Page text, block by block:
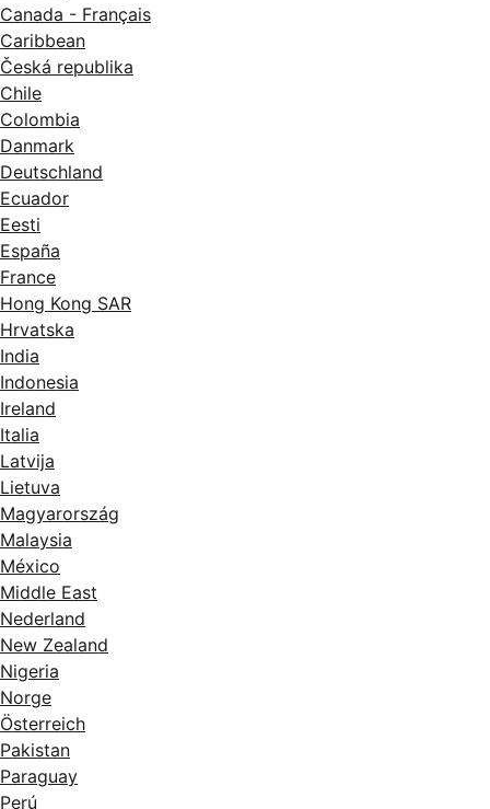
Canada - Français
Caribbean
Česká republika
Chile
Colombia
Danmark
Deutschland
Ecuador
Eesti
España
France
Hong Kong SAR
Hrvatska
India
Indonesia
Ireland
Italia
Latvija
Lietuva
Magyarország
Malaysia
México
Middle East
Nederland
New Zealand
Nigeria
Norge
Österreich
Pakistan
Paraguay
Perú